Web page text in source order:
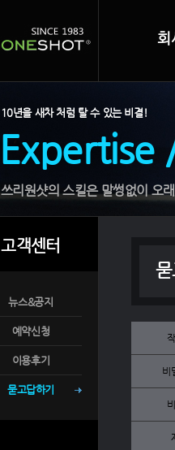
회
10년을 새차 처럼 탈 수 있는 비결!
Expertise
쓰리원샷의 스킬은 말썽없이 오
고객센터
뉴스&공지
예약신청
이용후기
묻고답하기
묻
비